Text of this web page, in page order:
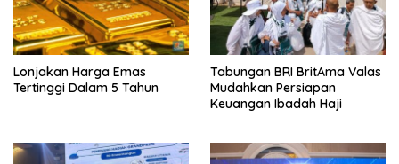
Lonjakan Harga Emas
Tertinggi Dalam 5 Tahun
Tabungan BRI BritAma Valas
Mudahkan Persiapan
Keuangan Ibadah Haji